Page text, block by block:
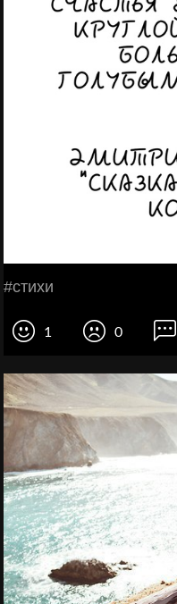
#cтихи
1 0